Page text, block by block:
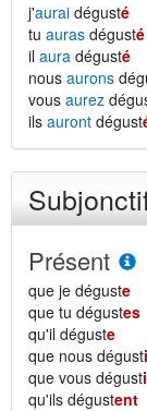
j'aurai dégusté
tu auras dégusté
il aura dégusté
nous aurons
vous aurez
ils auront dégust
Présent
que je déguste
que tu dégustes
qu'il déguste
que nous dégust
que vous dégust
qu'ils dégustent